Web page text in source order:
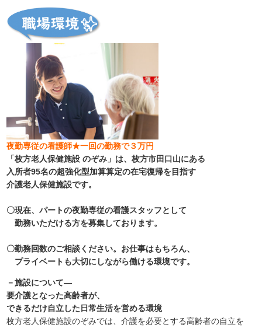
夜勤専従の看護師★一回の勤務で３万円
「枚方老人保健施設 のぞみ」は、枚方市田口山にある
入所者95名の超強化型加算算定の在宅復帰を目指す
介護老人保健施設です。
〇現在、パートの夜勤専従の看護スタッフとして
勤務いただける方を募集しております。
〇勤務回数のご相談ください。お仕事はもちろん、
プライベートも大切にしながら働ける環境です。
－施設について―
要介護となった高齢者が、
できるだけ自立した日常生活を営める環境
枚方老人保健施設のぞみでは、介護を必要とする高齢者の自立を